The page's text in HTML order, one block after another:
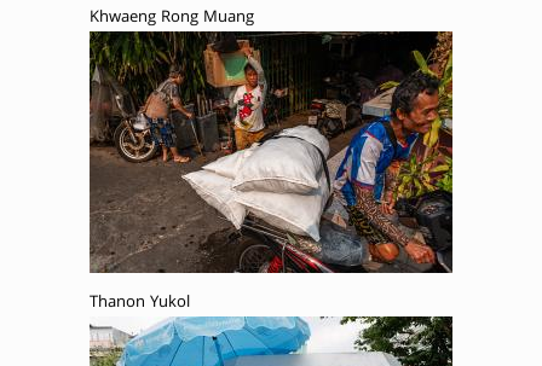
Khwaeng Rong Muang
Thanon Yukol